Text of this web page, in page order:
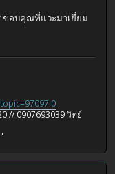
ขอบคุณที่แวะมาเยี่ยม
// 0907693039 วิทย์